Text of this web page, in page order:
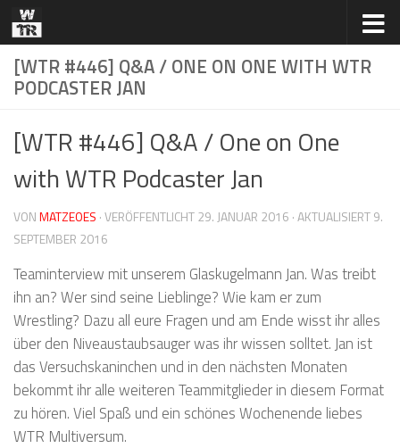
Zum Inhalt springen
[WTR #446] Q&A / ONE ON ONE WITH WTR
PODCASTER JAN
[WTR #446] Q&A / One on One
with WTR Podcaster Jan
VONMATZEOES · VERÖFFENTLICHT29. JANUAR 2016 · AKTUALISIERT9.
SEPTEMBER 2016
Teaminterview mit unserem Glaskugelmann Jan. Was treibt
ihn an? Wer sind seine Lieblinge? Wie kam er zum
Wrestling? Dazu all eure Fragen und am Ende wisst ihr alles
über den Niveaustaubsauger was ihr wissen solltet. Jan ist
das Versuchskaninchen und in den nächsten Monaten
bekommt ihr alle weiteren Teammitglieder in diesem Format
zu hören. Viel Spaß und ein schönes Wochenende liebes
WTR Multiversum.